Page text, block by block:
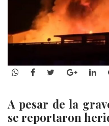
WhatsApp
Facebook
TwitterGoogle+
A pesar de la
se reportaron